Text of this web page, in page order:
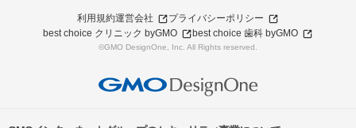
利用規約運営会社
プライバシーポリシー
best choice クリニック byGMO
best choice 歯科 byGMO
©GMO DesignOne, Inc. All Rights reserved.